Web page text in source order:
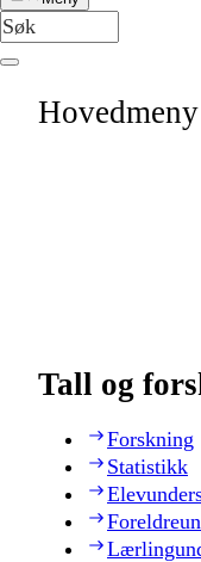
Hovedmeny
Tall og
Forskning
Statistikk